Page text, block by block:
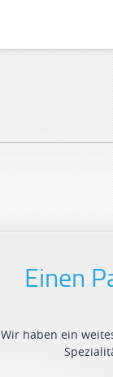
Einen
Wir haben ein